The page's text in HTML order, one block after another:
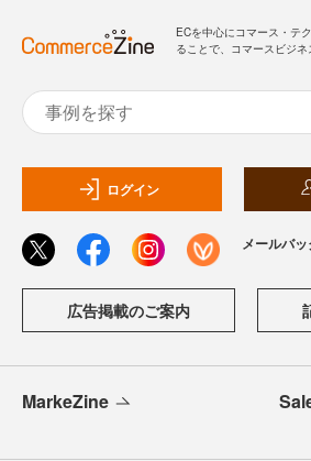
ECを中心にコマース・テ
ることで、コマースビジネ
ログイン
メールバ
広告掲載のご案内
MarkeZine